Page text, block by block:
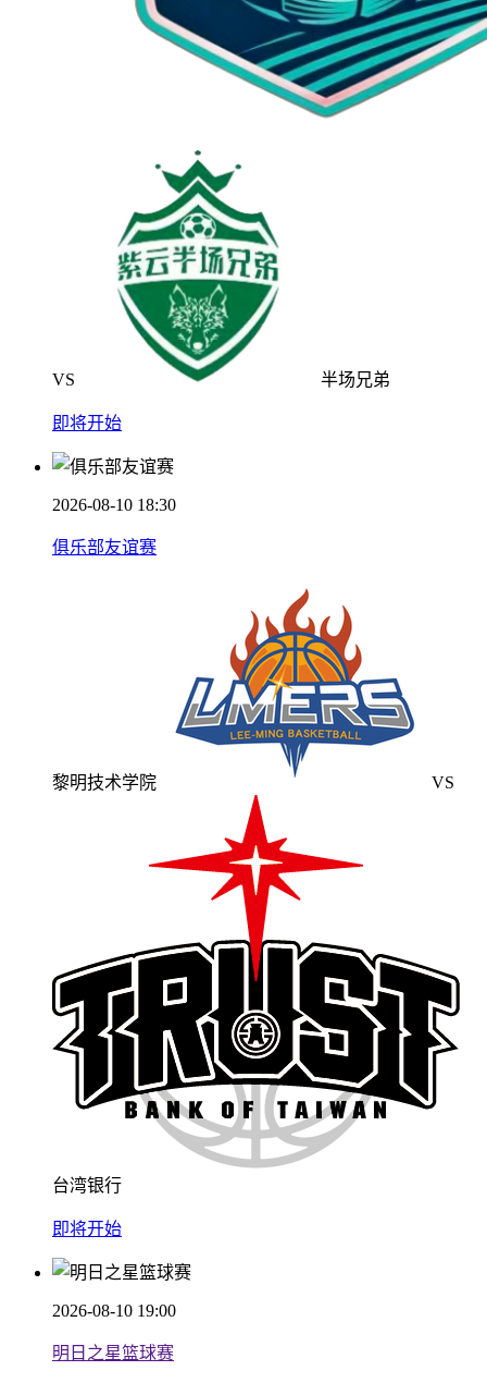
VS 半场兄弟
即将开始
2026-08-10 18:30
俱乐部友谊赛
黎明技术学院 VS
台湾银行
即将开始
2026-08-10 19:00
明日之星篮球赛